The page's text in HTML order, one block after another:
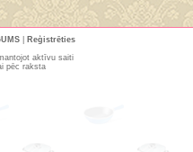
Reģistrēties
aktīvu saiti
pēc raksta